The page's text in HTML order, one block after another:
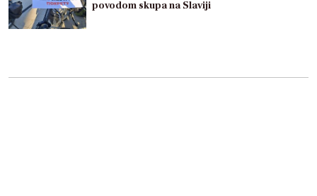
povodom skupa na Slaviji